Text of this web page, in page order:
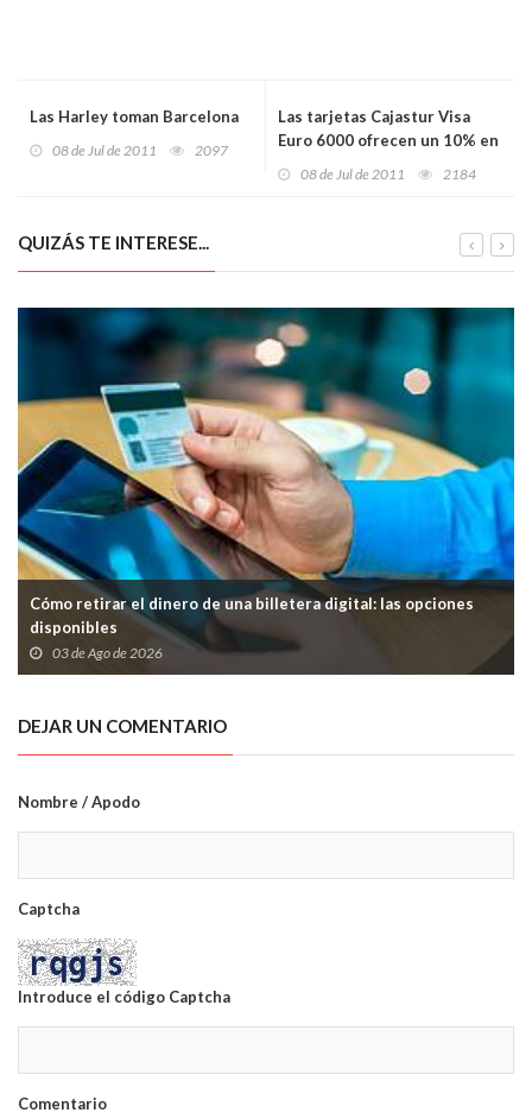
Las Harley toman Barcelona
08 de Jul de 2011 2097
Las tarjetas Cajastur Visa
Euro 6000 ofrecen un 10% en
08 de Jul de 2011 2184
QUIZÁS TE INTERESE...
Cómo retirar el dinero de una billetera digital: las opciones
disponibles
03 de Ago de 2026
DEJAR UN COMENTARIO
Nombre / Apodo
Captcha
Introduce el código Captcha
Comentario